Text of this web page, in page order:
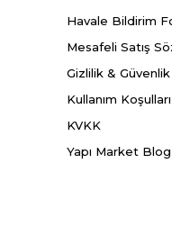
Havale Bildirim
Mesafeli Satış
Gizlilik &
Kullanım Koşulları
KVKK
Yapı Market Blog